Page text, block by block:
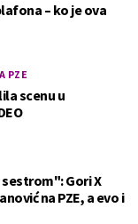
– ko je ova
PZE
scenu u
Gori X
na PZE, a evo i